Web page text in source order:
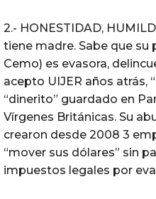
2.- HONESTIDAD,
tiene madre. Sabe que su
Cemo) es evasora,
acepto UIJER años atrás,
“dinerito” guardado en
Vírgenes Británicas. Su
crearon desde 2008 3
“mover sus dólares” sin
impuestos legales por